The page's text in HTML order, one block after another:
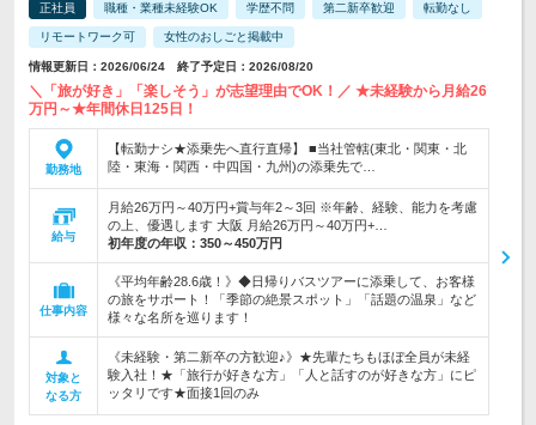
正社員 職種・業種未経験OK 学歴不問 第二新卒歓迎 転勤なし
リモートワーク可 女性のおしごと掲載中
情報更新日：2026/06/24 終了予定日：2026/08/20
＼「旅が好き」「楽しそう」が志望理由でOK！／ ★未経験から月給26
万円～★年間休日125日！
勤務地
【転勤ナシ★添乗先へ直行直帰】 ■当社管轄(東北・関東・北
陸・東海・関西・中四国・九州)の添乗先で…
給与
月給26万円～40万円+賞与年2～3回 ※年齢、経験、能力を考慮
の上、優遇します 大阪 月給26万円～40万円+…
初年度の年収： 350～450万円
仕事内容
《平均年齢28.6歳！》◆日帰りバスツアーに添乗して、お客様
の旅をサポート！「季節の絶景スポット」「話題の温泉」など
様々な名所を巡ります！
対象と
なる方
《未経験・第二新卒の方歓迎♪》★先輩たちもほぼ全員が未経
験入社！★「旅行が好きな方」「人と話すのが好きな方」にピ
ッタリです★面接1回のみ